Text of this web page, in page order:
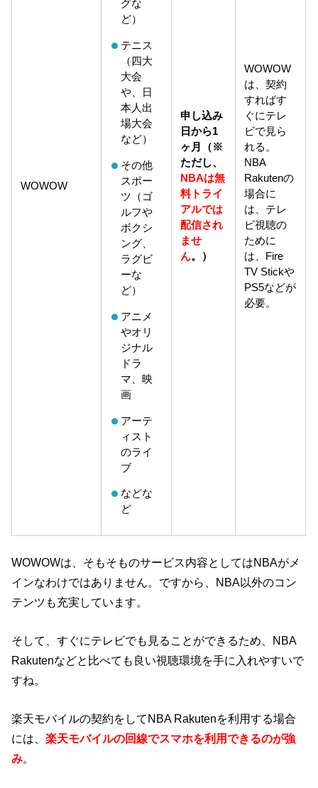
WOWOW
グな
ど）
テニス
（四大
大会
や、日
本人出
場大会
など）
その他
スポー
ツ（ゴ
ルフや
ボクシ
ング、
ラグビ
ーな
ど）
アニメ
やオリ
ジナル
ドラ
マ、映
画
アーテ
ィスト
のライ
ブ
などな
ど
申し込み
日から1
ヶ月
（※
ただし、
NBAは無
料トライ
アルでは
配信され
ませ
ん。）
WOWOW
は、契約
すればす
ぐにテレ
ビで見ら
れる。
NBA
Rakutenの
場合に
は、テレ
ビ視聴の
ために
は、Fire
TV Stickや
PS5などが
必要。
WOWOWは、そもそものサービス内容としてはNBAがメ
インなわけではありません。ですから、NBA以外のコン
テンツも充実しています。
そして、すぐにテレビでも見ることができるため、NBA
Rakutenなどと比べても良い視聴環境を手に入れやすいで
すね。
楽天モバイルの契約をしてNBA Rakutenを利用する場合
には、楽天モバイルの回線でスマホを利用できるのが強
み。